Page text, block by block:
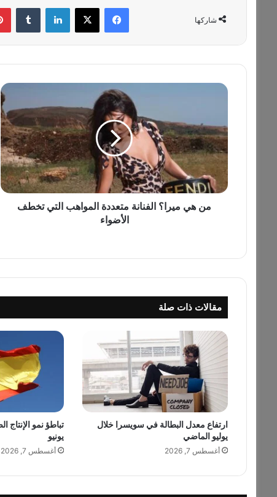
شاركها
فيسبوك ‫X لينكدإن ‏Tumblr
م
ي
م
ي
؟
ا
م
ع
د
د
ة
ا
ل
م
و
ا
ه
ب
ل
من هي ميرا؟ الفنانة متعددة المواهب التي تخطف
الأضواء
مقالات ذات صلة
ارتفاع معدل البطالة في سويسرا خلال
يوليو الماضي
أغسطس 7, 2026
تباطؤ نمو الإنتاج
يونيو
أغسطس 7, 2026